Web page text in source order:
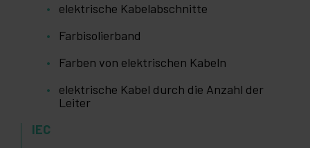
elektrische Kabelabschnitte
Farbisolierband
Farben von elektrischen Kabeln
elektrische Kabel durch die Anzahl der
Leiter
IEC